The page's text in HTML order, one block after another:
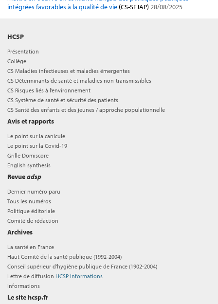
intégrées favorables à la qualité de vie (CS-SEJAP) 28/08/2025
HCSP
Présentation
Collège
CS Maladies infectieuses et maladies émergentes
CS Déterminants de santé et maladies non-transmissibles
CS Risques liés à l’environnement
CS Système de santé et sécurité des patients
CS Santé des enfants et des jeunes / approche populationnelle
Avis et rapports
Le point sur la canicule
Le point sur la Covid-19
Grille Domiscore
English synthesis
Revueadsp
Dernier numéro paru
Tous les numéros
Politique éditoriale
Comité de rédaction
Archives
La santé en France
Haut Comité de la santé publique (1992-2004)
Conseil supérieur d'hygiène publique de France (1902-2004)
Lettre de diffusion HCSP Informations
Informations
Le site hcsp.fr